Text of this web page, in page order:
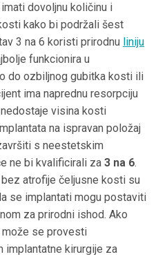
dovoljnu količinu i
kako bi podržali šest
3 na 6 koristi prirodnu liniju
funkcionira u
do ozbiljnog gubitka kosti ili
ima naprednu resorpciju
visina kosti
na ispravan položaj
s neestetskim
ne bi kvalificirali za 3 na 6.
atrofije čeljusne kosti su
se implantati mogu postaviti
za prirodni ishod. Ako
se provesti
implantatne kirurgije za